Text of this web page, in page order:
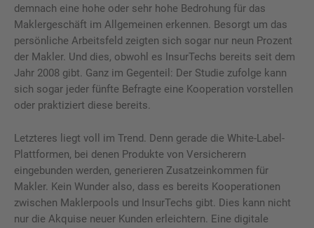
demnach eine hohe oder sehr hohe Bedrohung für das
Maklergeschäft im Allgemeinen erkennen. Besorgt um das
persönliche Arbeitsfeld zeigten sich sogar nur neun Prozent
der Makler. Und dies, obwohl es InsurTechs bereits seit dem
Jahr 2008 gibt. Ganz im Gegenteil: Der Studie zufolge kann
sich sogar jeder fünfte Befragte eine Kooperation vorstellen
oder praktiziert diese bereits.
Letzteres liegt voll im Trend. Denn gerade die White-Label-
Plattformen, bei denen Produkte von Versicherern
eingebunden werden, generieren Zusatzeinkommen für
Makler. Kein Wunder also, dass es bereits Kooperationen
zwischen Maklerpools und InsurTechs gibt. Dies kann nicht
nur die Akquise neuer Kunden erleichtern. Eine digitale